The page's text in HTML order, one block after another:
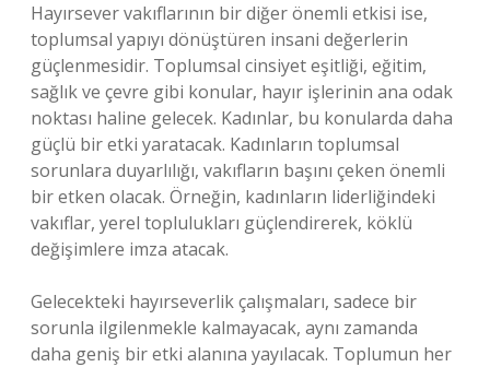
Hayırsever vakıflarının bir diğer önemli etkisi ise,
toplumsal yapıyı dönüştüren insani değerlerin
güçlenmesidir. Toplumsal cinsiyet eşitliği, eğitim,
sağlık ve çevre gibi konular, hayır işlerinin ana odak
noktası haline gelecek. Kadınlar, bu konularda daha
güçlü bir etki yaratacak. Kadınların toplumsal
sorunlara duyarlılığı, vakıfların başını çeken önemli
bir etken olacak. Örneğin, kadınların liderliğindeki
vakıflar, yerel toplulukları güçlendirerek, köklü
değişimlere imza atacak.
Gelecekteki hayırseverlik çalışmaları, sadece bir
sorunla ilgilenmekle kalmayacak, aynı zamanda
daha geniş bir etki alanına yayılacak. Toplumun her